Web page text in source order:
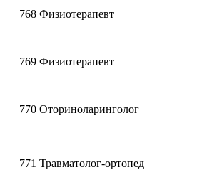
768 Физиотерапевт
769 Физиотерапевт
770 Оториноларинголог
771 Травматолог-ортопед